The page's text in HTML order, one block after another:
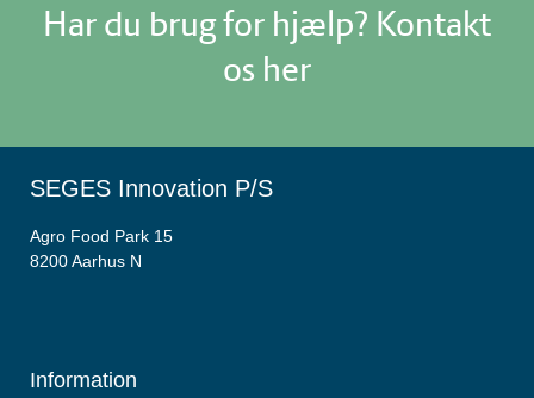
Har du brug for hjælp? Kontakt
os her
SEGES Innovation P/S
Agro Food Park 15
8200 Aarhus N
Information